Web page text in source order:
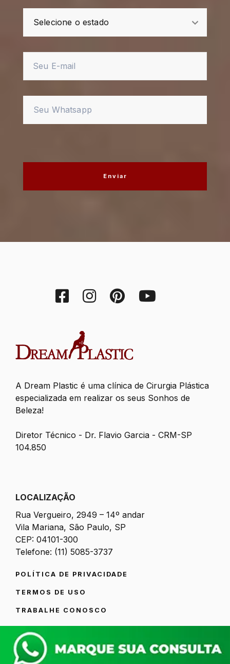
A Dream Plastic é uma clínica de Cirurgia Plástica
especializada em realizar os seus Sonhos de
Beleza!
Diretor Técnico - Dr. Flavio Garcia - CRM-SP
104.850
LOCALIZAÇÃO
Rua Vergueiro, 2949 – 14º andar
Vila Mariana, São Paulo, SP
CEP: 04101-300
Telefone: (11) 5085-3737
POLÍTICA DE PRIVACIDADE
TERMOS DE USO
TRABALHE CONOSCO